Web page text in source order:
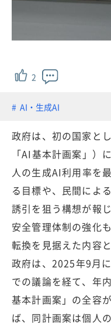
2
AI・生成AI
政府は、初の国家と
「AI基本計画案」）
人の生成AI利用率を
る目標や、民間によ
誘引を狙う構想が報
安全管理体制の強化
転換を見据えた内容
政府は、2025年9月
での議論を経て、年
基本計画案」の全容
ば、同計画案は個人